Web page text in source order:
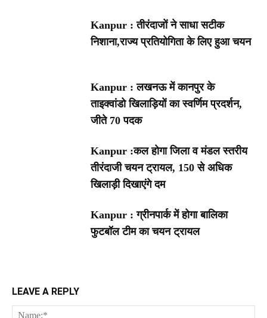
Kanpur : तीरंदाजों ने साधा सटीक
निशाना,राज्य प्रतियोगिता के लिए हुआ चयन
Kanpur : लखनऊ में कानपुर के
ताइक्वांडो खिलाड़ियों का स्वर्णिम प्रदर्शन,
जीते 70 पदक
Kanpur :कल होगा जिला व मंडल स्तरीय
तीरंदाजी चयन ट्रायल, 150 से अधिक
खिलाड़ी दिखाएंगे दम
Kanpur : ग्रीनपार्क में होगा बालिका
फुटबॉल टीम का चयन ट्रायल
LEAVE A REPLY